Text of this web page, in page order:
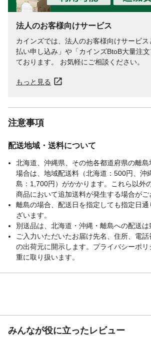
法人のお客様向けサービス
カインズでは、法人のお客様向けサービ
払い申し込み」や「カインズBtoB大量注
ております。 お気軽にご相談ください。
もっと見る
注意事項
配送地域・送料について
北海道、沖縄県、その他各都道府県の離島
場合は、地域配送料（北海道：500円、沖
島：1,700円）がかかります。これら以外
商品において追加送料が発生する場合がご
離島の場合、配送日を指定しても指定日
ざいます。
別送品は、北海道・沖縄・離島への配送は
ご入力いただいたお届け先名、住所、電
の出荷元に開示します。プライバシーポ
重に取り扱います。
みんなが役に立ったレビュー